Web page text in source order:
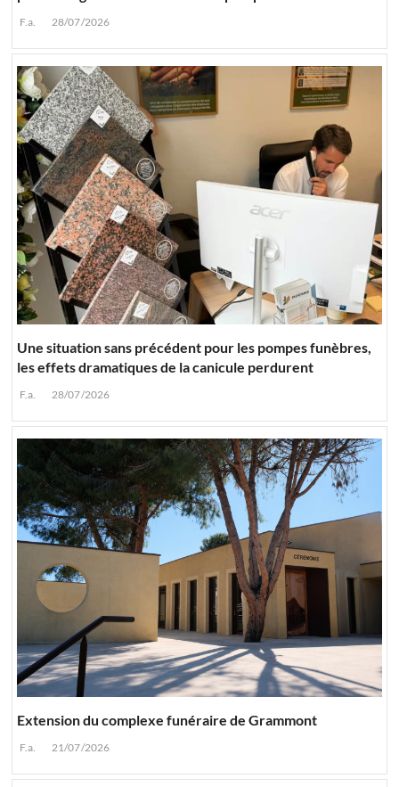
F.a. 28/07/2026
Une situation sans précédent pour les pompes funèbres,
les effets dramatiques de la canicule perdurent
F.a. 28/07/2026
Extension du complexe funéraire de Grammont
F.a. 21/07/2026